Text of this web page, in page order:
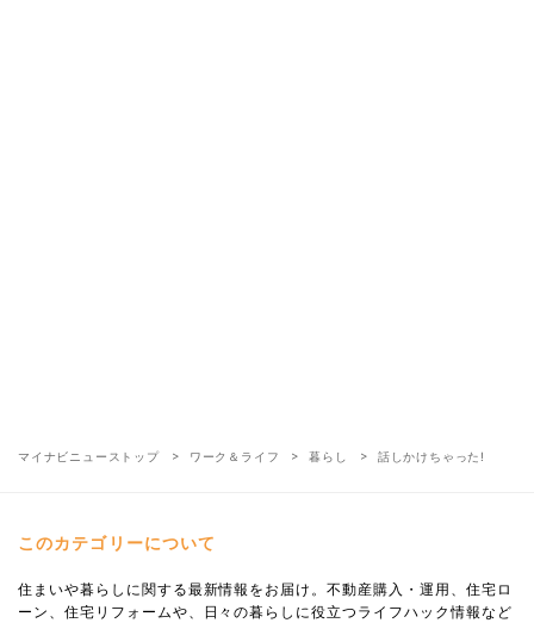
マイナビニューストップ ワーク＆ライフ 暮らし 話しかけちゃった!
このカテゴリーについて
住まいや暮らしに関する最新情報をお届け。不動産購入・運用、住宅ロ
ーン、住宅リフォームや、日々の暮らしに役立つライフハック情報など